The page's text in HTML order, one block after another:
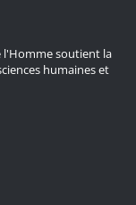
l'Homme soutient la
humaines et